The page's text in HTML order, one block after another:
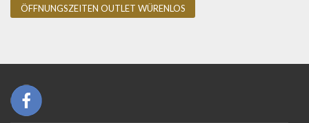
ÖFFNUNGSZEITEN OUTLET WÜRENLOS